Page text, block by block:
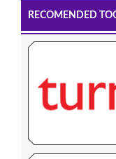
RECOMENDED